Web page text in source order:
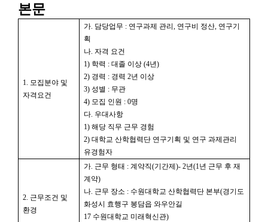
본문
1. 모집분야 및
자격요건
가. 담당업무 : 연구과제 관리 , 연구비 정산, 연구기
획
나. 자격 요건
1) 학력 : 대졸 이상 (4년)
2) 경력 : 경력 2년 이상
3) 성별 : 무관
4) 모집 인원 : 0명
다. 우대사항
1) 해당 직무 근무 경험
2) 대학교 산학협력단 연구기획 및 연구 과제관리
유경험자
2. 근무조건 및
환경
가. 근무 형태 : 계약직(기간제 )- 2년(1년 근무 후 재
계약)
나. 근무 장소 : 수원대학교 산학협력단 본부(경기도
화성시 효행구 봉담읍 와우안길
17 수원대학교 미래혁신관)